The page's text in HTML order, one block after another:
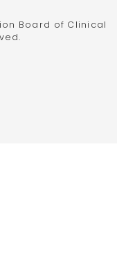
Board of Clinical